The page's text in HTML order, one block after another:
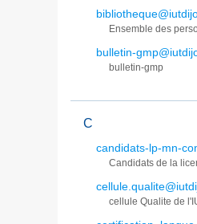
Ensemble des
bulletin-
bulletin-gmp
C
candidats-lp-mn-
Candidats de la
cellule Qualite de